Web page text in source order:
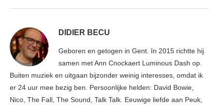
DIDIER BECU
Geboren en getogen in Gent. In 2015 richtte hij
samen met Ann Cnockaert Luminous Dash op.
Buiten muziek en uitgaan bijzonder weinig interesses, omdat ik
er 24 uur mee bezig ben. Persoonlijke helden: David Bowie,
Nico, The Fall, The Sound, Talk Talk. Eeuwige liefde aan Peuk,